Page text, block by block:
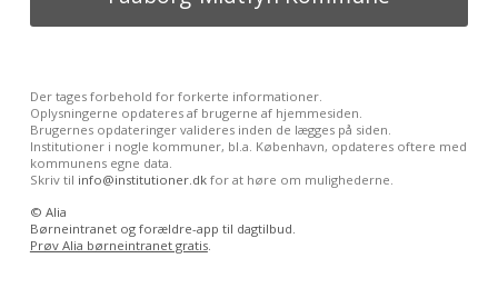
Der tages forbehold for forkerte informationer.
Oplysningerne opdateres af brugerne af hjemmesiden.
Brugernes opdateringer valideres inden de lægges på siden.
Institutioner i nogle kommuner, bl.a. København, opdateres oftere med
kommunens egne data.
Skriv til info@institutioner.dkfor at høre om mulighederne.
© Alia
Børneintranet og forældre-app til dagtilbud.
Prøv Alia børneintranet gratis.